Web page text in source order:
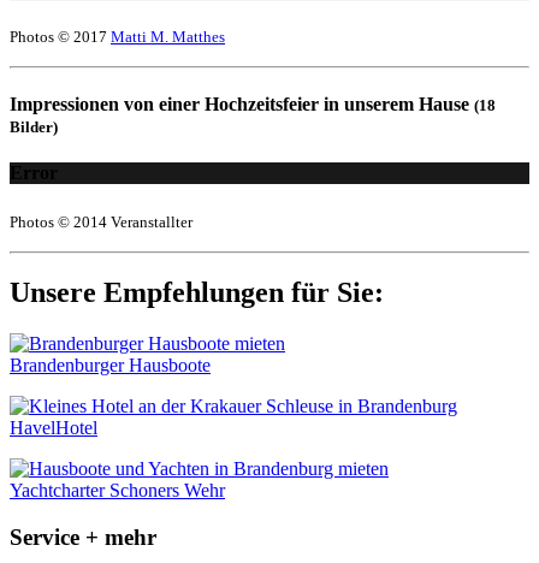
Photos © 2017 Matti M. Matthes
Impressionen von einer Hochzeitsfeier in unserem Hause (18
Bilder)
Error
Photos © 2014 Veranstallter
Unsere Empfehlungen für Sie:
Brandenburger Hausboote
HavelHotel
Yachtcharter Schoners Wehr
Service + mehr